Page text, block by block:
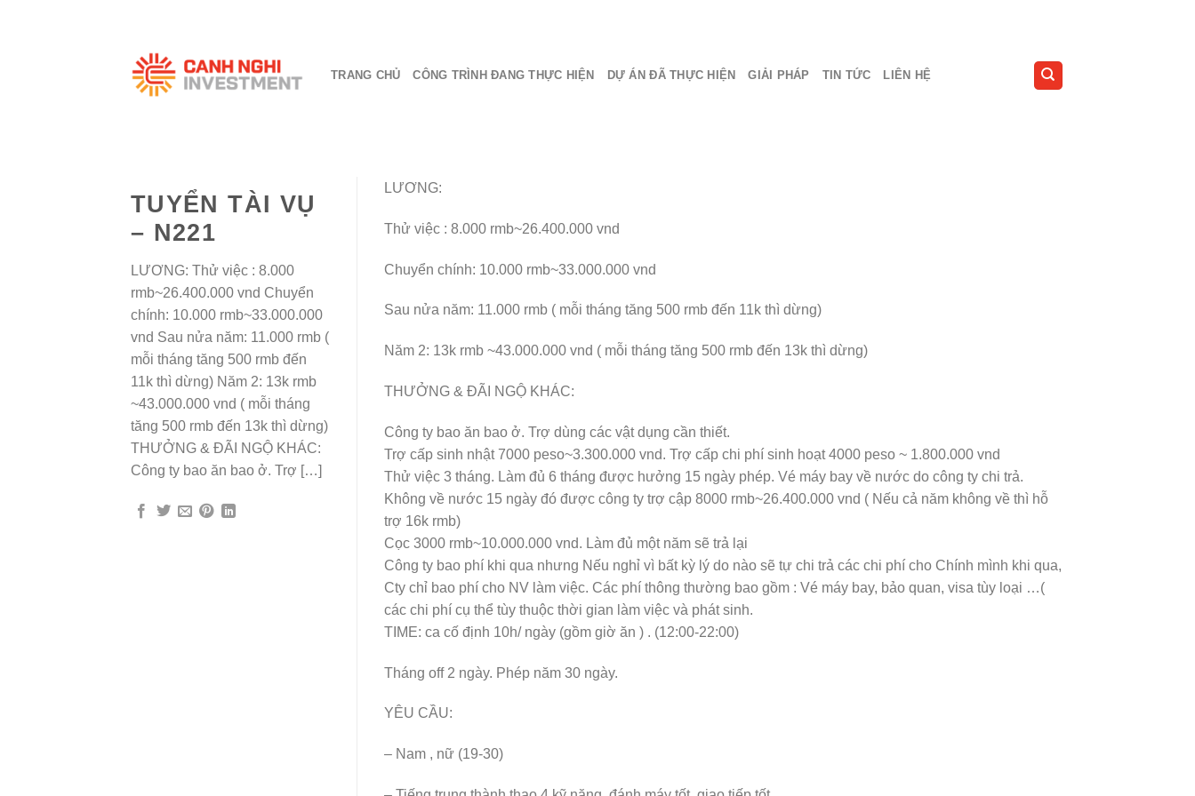
TRANG CHỦ CÔNG TRÌNH ĐANG THỰC HIỆN DỰ ÁN ĐÃ THỰC HIỆN GIẢI PHÁP TIN TỨC LIÊN HỆ
TUYỂN TÀI VỤ
– N221
LƯƠNG: Thử việc : 8.000
rmb~26.400.000 vnd Chuyển
chính: 10.000 rmb~33.000.000
vnd Sau nửa năm: 11.000 rmb (
mỗi tháng tăng 500 rmb đến
11k thì dừng) Năm 2: 13k rmb
~43.000.000 vnd ( mỗi tháng
tăng 500 rmb đến 13k thì dừng)
THƯỞNG & ĐÃI NGỘ KHÁC:
Công ty bao ăn bao ở. Trợ […]
LƯƠNG:
Thử việc : 8.000 rmb~26.400.000 vnd
Chuyển chính: 10.000 rmb~33.000.000 vnd
Sau nửa năm: 11.000 rmb ( mỗi tháng tăng 500 rmb đến 11k thì dừng)
Năm 2: 13k rmb ~43.000.000 vnd ( mỗi tháng tăng 500 rmb đến 13k thì dừng)
THƯỞNG & ĐÃI NGỘ KHÁC:
Công ty bao ăn bao ở. Trợ dùng các vật dụng cần thiết.
Trợ cấp sinh nhật 7000 peso~3.300.000 vnd. Trợ cấp chi phí sinh hoạt 4000 peso ~ 1.800.000 vnd
Thử việc 3 tháng. Làm đủ 6 tháng được hưởng 15 ngày phép. Vé máy bay về nước do công ty chi trả.
Không về nước 15 ngày đó được công ty trợ cập 8000 rmb~26.400.000 vnd ( Nếu cả năm không về thì hỗ
trợ 16k rmb)
Cọc 3000 rmb~10.000.000 vnd. Làm đủ một năm sẽ trả lại
Công ty bao phí khi qua nhưng Nếu nghỉ vì bất kỳ lý do nào sẽ tự chi trả các chi phí cho Chính mình khi qua,
Cty chỉ bao phí cho NV làm việc. Các phí thông thường bao gồm : Vé máy bay, bảo quan, visa tùy loại …(
các chi phí cụ thể tùy thuộc thời gian làm việc và phát sinh.
TIME: ca cố định 10h/ ngày (gồm giờ ăn ) . (12:00-22:00)
Tháng off 2 ngày. Phép năm 30 ngày.
YÊU CẦU:
– Nam , nữ (19-30)